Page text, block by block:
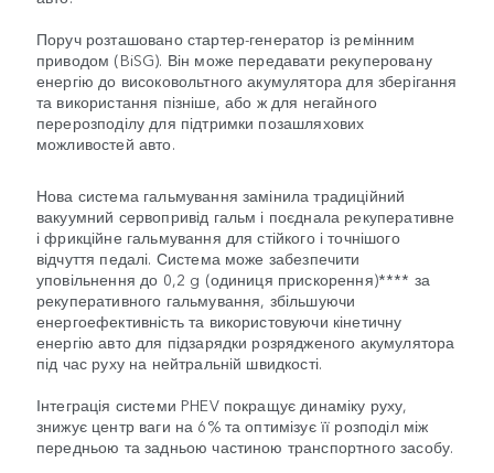
Поруч розташовано стартер-генератор із ремінним
приводом (BiSG). Він може передавати рекуперовану
енергію до високовольтного акумулятора для зберігання
та використання пізніше, або ж для негайного
перерозподілу для підтримки позашляхових
можливостей авто.
Нова система гальмування замінила традиційний
вакуумний сервопривід гальм і поєднала рекуперативне
і фрикційне гальмування для стійкого і точнішого
відчуття педалі. Система може забезпечити
уповільнення до 0,2 g (одиниця прискорення)**** за
рекуперативного гальмування, збільшуючи
енергоефективність та використовуючи кінетичну
енергію авто для підзарядки розрядженого акумулятора
під час руху на нейтральній швидкості.
Інтеграція системи PHEV покращує динаміку руху,
знижує центр ваги на 6% та оптимізує її розподіл між
передньою та задньою частиною транспортного засобу.